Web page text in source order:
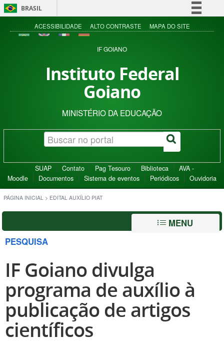
BRASIL
Simplifique!
Acesso à informação
ACESSIBILIDADE ALTO CONTRASTE MAPA DO SITE
IF GOIANO
Instituto Federal
Goiano
MINISTÉRIO DA EDUCAÇÃO
SUAP Contato Pag Tesouro Biblioteca
AVA -
Moodle
Documentos Sistema de eventos Periódicos Ouvidoria
PÁGINA INICIAL > EDITAL AUXÍLIO PIAT
MENU
PESQUISA
IF Goiano divulga
programa de auxílio à
publicação de artigos
científicos